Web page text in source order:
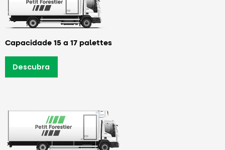
Capacidade 15 a 17 palettes
Descubra